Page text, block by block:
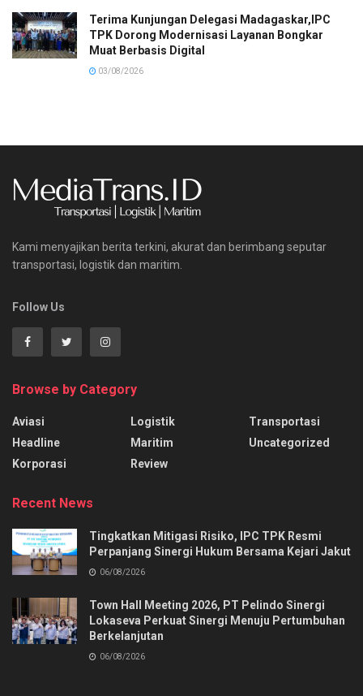
Terima Kunjungan Delegasi Madagaskar,IPC
TPK Dorong Modernisasi Layanan Bongkar
Muat Berbasis Digital
03/08/2026
Kami menyajikan berita terkini, akurat dan berimbang seputar
transportasi, logistik dan maritim.
Follow Us
Browse by Category
Aviasi
Headline
Korporasi
Logistik
Maritim
Review
Transportasi
Uncategorized
Recent News
Tingkatkan Mitigasi Risiko, IPC TPK Resmi
Perpanjang Sinergi Hukum Bersama Kejari Jakut
06/08/2026
Town Hall Meeting 2026, PT Pelindo Sinergi
Lokaseva Perkuat Sinergi Menuju Pertumbuhan
Berkelanjutan
06/08/2026